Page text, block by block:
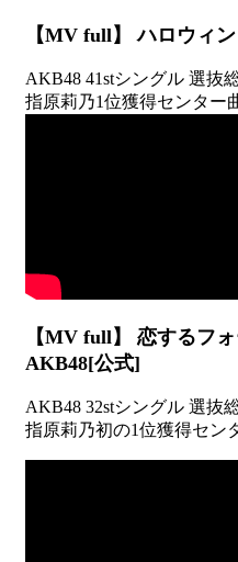
【MV full】 ハロウィ
AKB48 41stシングル 選抜
指原莉乃1位獲得センター
【MV full】 恋するフ
AKB48[公式]
AKB48 32stシングル 選抜
指原莉乃初の1位獲得セン